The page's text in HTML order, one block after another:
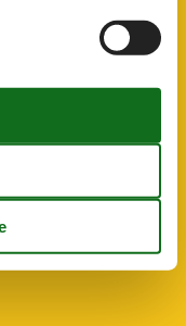
Filter